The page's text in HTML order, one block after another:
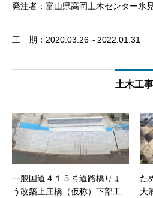
発注者：富山県高岡土木センター氷
工 期：2020.03.26～2022.01.31
土木工事
一般国道４１５号道路橋りょ
う改築上庄橋（仮称）下部工
た
大